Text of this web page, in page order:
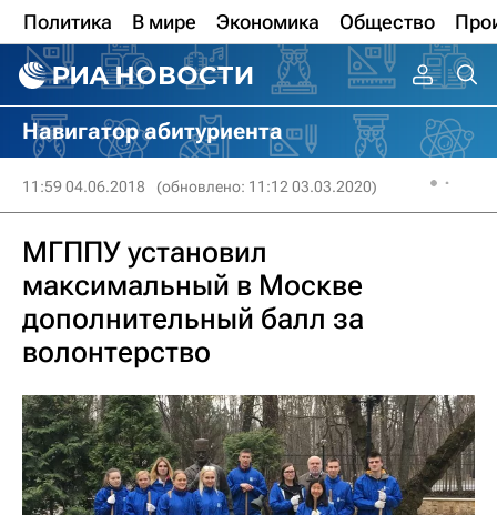
Политика В мире Экономика Общество
Навигатор абитуриента
11:59 04.06.2018 (обновлено: 11:12 03.03.2020)
МГППУ установил
максимальный в Москве
дополнительный балл за
волонтерство